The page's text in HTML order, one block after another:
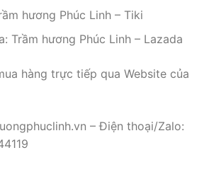
Trầm hương Phúc Linh
hương Phúc Linh – Tiki
hàng trực tiếp qua Website của